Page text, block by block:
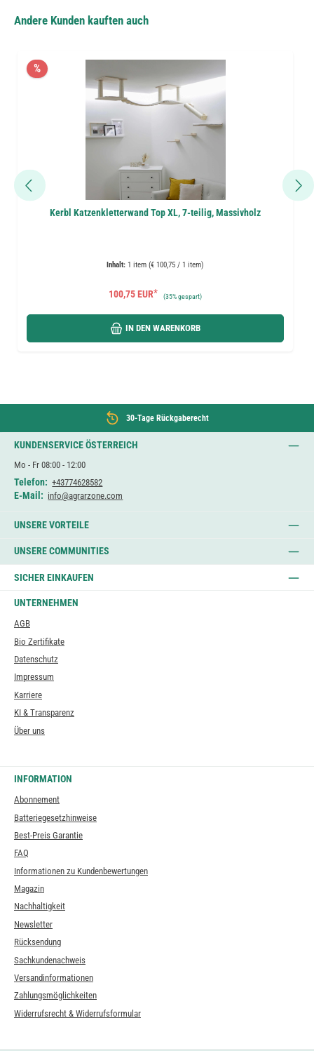
Andere Kunden kauften auch
%
Kerbl Katzenkletterwand Top XL, 7-teilig, Massivholz
Inhalt: 1 item (€ 100,75 / 1 item)
100,75 EUR* (35%gespart)
IN DEN WARENKORB
30-Tage Rückgaberecht
KUNDENSERVICE ÖSTERREICH
Mo - Fr 08:00 - 12:00
Telefon: +43774628582
E-Mail: info@agrarzone.com
UNSERE VORTEILE
UNSERE COMMUNITIES
SICHER EINKAUFEN
UNTERNEHMEN
AGB
Bio Zertifikate
Datenschutz
Impressum
Karriere
KI & Transparenz
Über uns
INFORMATION
Abonnement
Batteriegesetzhinweise
Best-Preis Garantie
FAQ
Informationen zu Kundenbewertungen
Magazin
Nachhaltigkeit
Newsletter
Rücksendung
Sachkundenachweis
Versandinformationen
Zahlungsmöglichkeiten
Widerrufsrecht & Widerrufsformular